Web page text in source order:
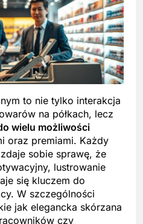
to nie tylko interakcja
na półkach, lecz
wielu możliwości
oraz premiami. Każdy
sobie sprawę, że
lustrowanie
się kluczem do
W szczególności
jak elegancka skórzana
czy